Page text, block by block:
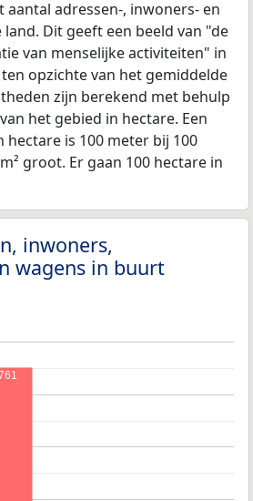
adressen-, inwoners- en
Dit geeft een beeld van "de
van menselijke activiteiten" in
opzichte van het gemiddelde
zijn berekend met behulp
het gebied in hectare. Een
hectare is 100 meter bij 100
groot. Er gaan 100 hectare in
inwoners,
wagens in buurt